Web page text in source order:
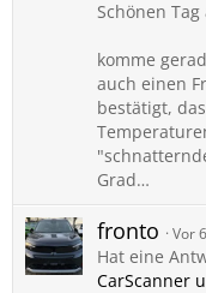
Schönen
komme
auch einen
bestätigt,
Grad…
fronto Vor
Hat eine
CarScanner